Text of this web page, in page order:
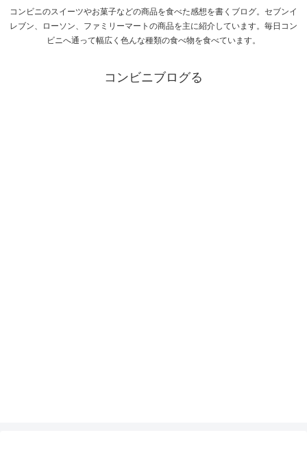
コンビニのスイーツやお菓子などの商品を食べた感想を書くブログ。セブンイ
レブン、ローソン、ファミリーマートの商品を主に紹介しています。毎日コン
ビニへ通って幅広く色んな種類の食べ物を食べています。
コンビニブログる